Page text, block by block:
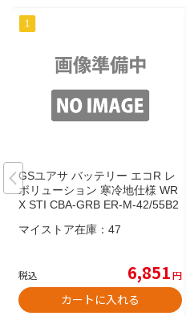
GSユアサ バッテリー エコR レ
ボリューション 寒冷地仕様 WR
X STI CBA-GRB ER-M-42/55B2
n
マイストア在庫： 47
税込 6,851円
カートに入れる